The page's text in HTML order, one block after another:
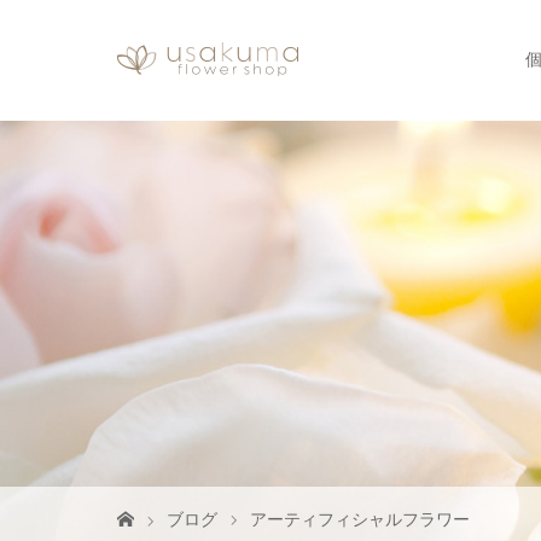
ブログ アーティフィシャルフラワー